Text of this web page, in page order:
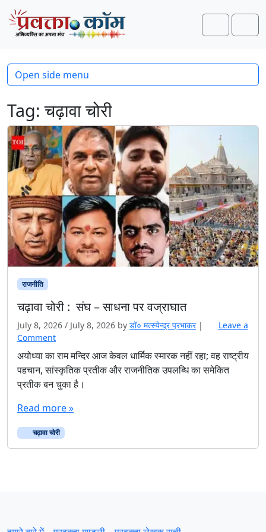
Skip to content
Skip to footer
Search
Tag:चढ़ावा चोरी
राजनीति
चढ़ावा चोरी : संघ – साधना पर वज्राघात
July 8, 2026 / July 8, 2026 by डॉ० मत्स्येन्द्र प्रभाकर |
Leave a
Comment
अयोध्या का राम मन्दिर आज केवल धार्मिक स्मारक नहीं रहा; वह राष्ट्रीय
पहचान, सांस्कृतिक प्रतीक और राजनीतिक उपलब्धि का समेकित
प्रतीक बन चुका है।
Read more »
चढ़ावा चोरी
Open side menu